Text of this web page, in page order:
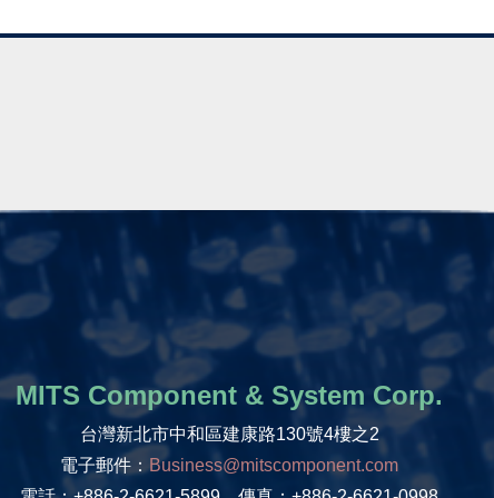
MITS Component & System Corp.
台灣新北市中和區建康路130號4樓之2
電子郵件： Business@mitscomponent.com